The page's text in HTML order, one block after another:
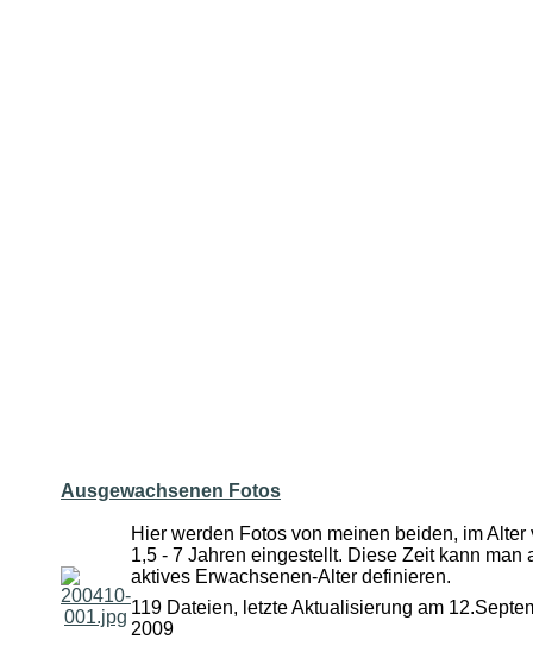
Ausgewachsenen Fotos
Hier werden Fotos von meinen beiden, im Alter
1,5 - 7 Jahren eingestellt. Diese Zeit kann man
aktives Erwachsenen-Alter definieren.
119 Dateien, letzte Aktualisierung am
2009